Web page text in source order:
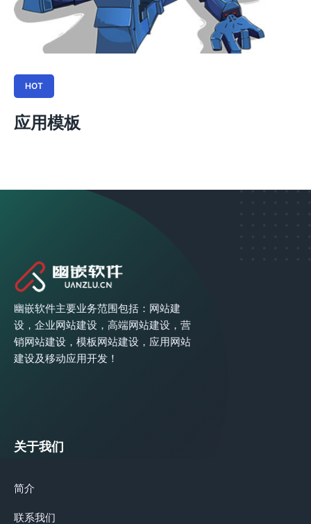
HOT
应用模板
幽嵌软件主要业务范围包括：网站建
设，企业网站建设，高端网站建设，营
销网站建设，模板网站建设，应用网站
建设及移动应用开发！
关于我们
简介
联系我们